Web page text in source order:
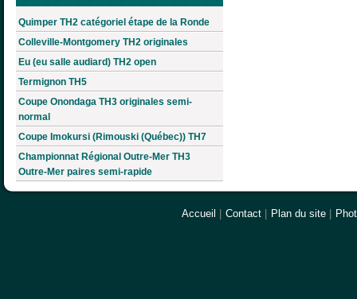
Quimper TH2 catégoriel étape de la Ronde
Colleville-Montgomery TH2 originales
Eu (eu salle audiard) TH2 open
Termignon TH5
Coupe Onondaga TH3 originales semi-
normal
Coupe Imokursi (Rimouski (Québec)) TH7
Championnat Régional Outre-Mer TH3
Outre-Mer paires semi-rapide
Accueil | Contact | Plan du site |